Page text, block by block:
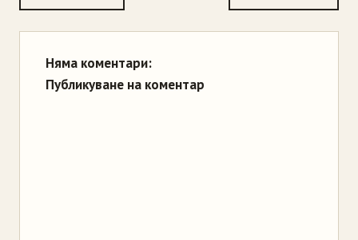
Няма коментари:
Публикуване на коментар